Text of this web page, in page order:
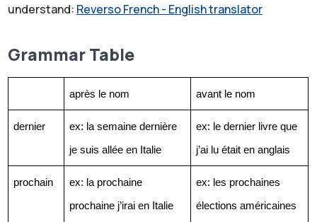
j'ai vu ma sœur". Donc j'ai placé "dernière" après
septembre, j'irai voir ma sœur". "La dernière semaine de
septembre j'irai voir ma sœur". Et donc "dernière" était
placée avant le mot "semaine".
Toutes ces phrases sont correctes, mais ça ne veut pas
que je mets "prochain" devant ou derrière? "Dernier"
devant ou derrière?
understand: Reverso French - English translator
Grammar Table
après le nom avant le nom
dernier ex: la semaine dernière
je suis allée en Italie
ex: le dernier livre que
j’ai lu était en anglais
prochain ex: la prochaine
prochaine j’irai en Italie
ex: les prochaines
élections américaines